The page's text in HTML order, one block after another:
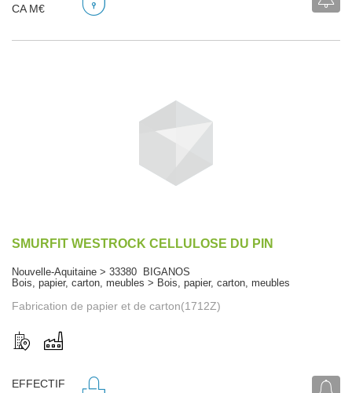
CA M€
SMURFIT WESTROCK CELLULOSE DU PIN
Nouvelle-Aquitaine > 33380 BIGANOS
Bois, papier, carton, meubles > Bois, papier, carton, meubles
Fabrication de papier et de carton(1712Z)
EFFECTIF